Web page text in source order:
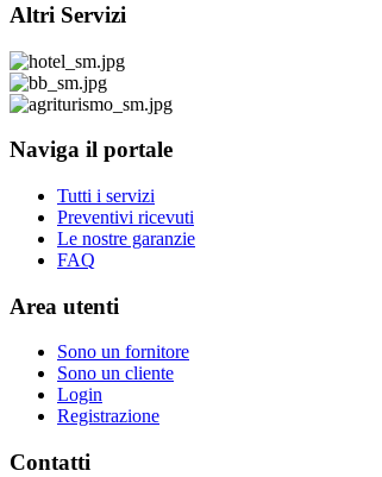
Altri Servizi
Naviga il portale
Tutti i servizi
Preventivi ricevuti
Le nostre garanzie
FAQ
Area utenti
Sono un fornitore
Sono un cliente
Login
Registrazione
Contatti